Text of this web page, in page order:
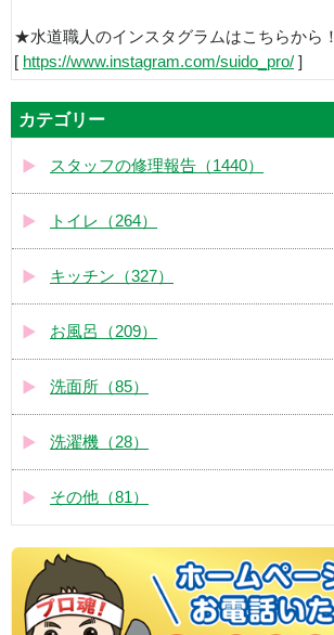
★水道職人のインスタグラムはこちらから！
[ https://www.instagram.com/suido_pro/ ]
カテゴリー
スタッフの修理報告（1440）
トイレ（264）
キッチン（327）
お風呂（209）
洗面所（85）
洗濯機（28）
その他（81）